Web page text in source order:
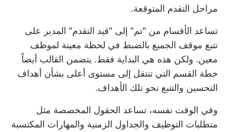
مراحل التقدم المتوقعة.
تساعد الأقسام من "تم" إلى "قيد التقدم" المدير على
تتبع موقف الجميع بالضبط في لحظة معينة لموظف
معين. ولكن هذه هي البداية فقط. يتضمن القالب أيضاً
خطة القسم التي تنتقل إلى مستوى أعلى بشأن أهداف
التحسين والتتبع نحو تلك الأهداف.
وفي الوقت نفسه، تساعد الحقول المخصصة مثل
متطلبات التوظيف والجداول الزمنية والمهارات المكتسبة